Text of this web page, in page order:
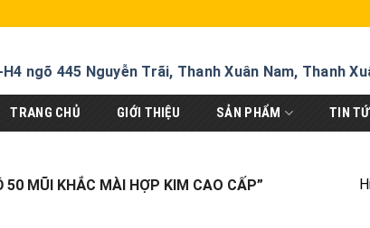
H4 ngõ 445 Nguyễn Trãi, Thanh Xuân Nam, Thanh
TRANG CHỦ GIỚI THIỆU SẢN PHẨM TIN
MŨI KHẮC MÀI HỢP KIM CAO CẤP”